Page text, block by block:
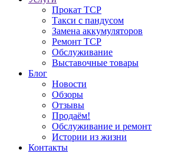
Прокат ТСР
Такси с пандусом
Замена аккумуляторов
Ремонт ТСР
Обслуживание
Выставочные товары
Блог
Новости
Обзоры
Отзывы
Продаём!
Обслуживание и ремонт
Истории из жизни
Контакты